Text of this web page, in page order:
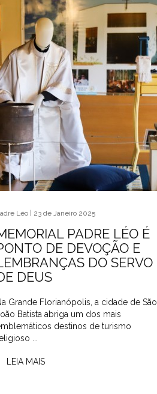
Léo | 23 de Janeiro 2025
PADRE LÉO É
DE DEVOÇÃO E
DO SERVO
DEUS
Grande Florianópolis, a cidade de São
Batista abriga um dos mais
destinos de turismo
...
LEIA MAIS